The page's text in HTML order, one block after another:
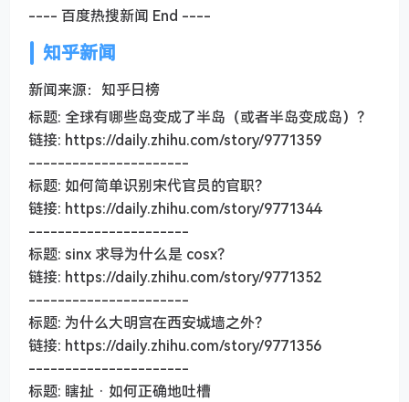
---- 百度热搜新闻 End ----
知乎新闻
新闻来源：知乎日榜
标题: 全球有哪些岛变成了半岛（或者半岛变成岛）？
链接: https://daily.zhihu.com/story/9771359
----------------------
标题: 如何简单识别宋代官员的官职？
链接: https://daily.zhihu.com/story/9771344
----------------------
标题: sinx 求导为什么是 cosx？
链接: https://daily.zhihu.com/story/9771352
----------------------
标题: 为什么大明宫在西安城墙之外？
链接: https://daily.zhihu.com/story/9771356
----------------------
标题: 瞎扯 · 如何正确地吐槽